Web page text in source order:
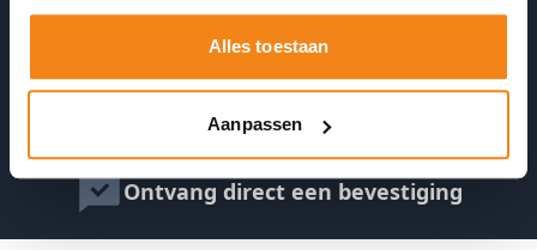
Alles toestaan
Aanpassen
Wacht niet onnodig in de winkel
Plan 24/7 een afspraak in
Ontvang direct een bevestiging